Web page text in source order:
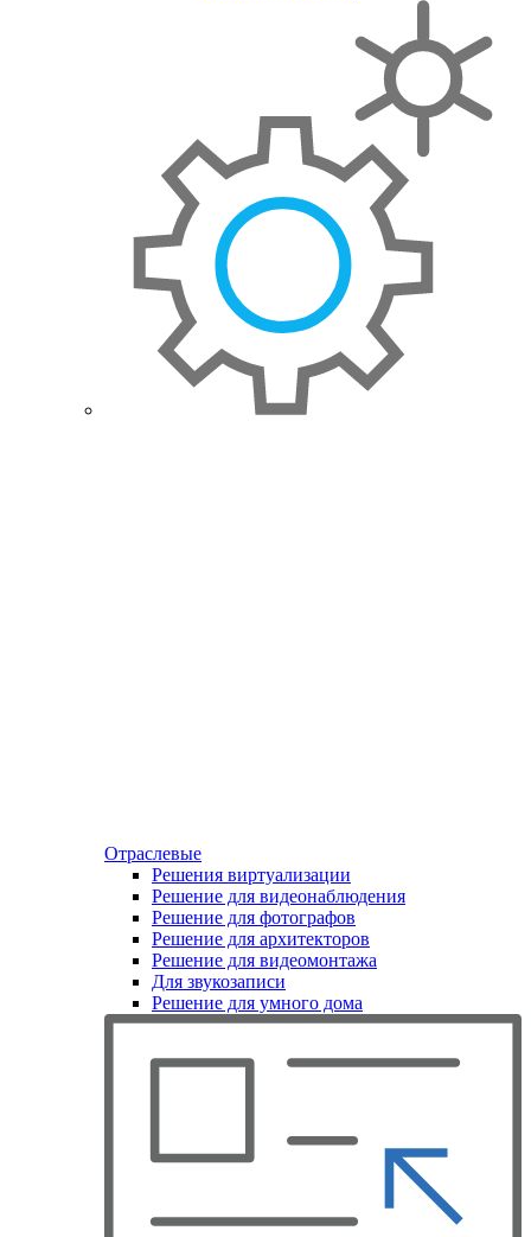
Отраслевые
Решения виртуализации
Решение для видеонаблюдения
Решение для фотографов
Решение для архитекторов
Решение для видеомонтажа
Для звукозаписи
Решение для умного дома